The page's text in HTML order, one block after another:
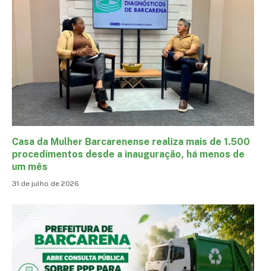
Casa da Mulher Barcarenense realiza mais de 1.500
procedimentos desde a inauguração, há menos de
um mês
31 de julho de 2026